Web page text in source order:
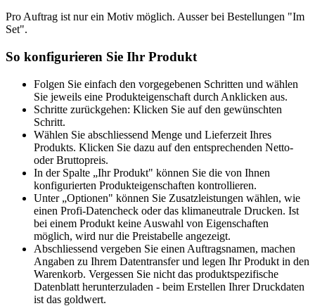
Pro Auftrag ist nur ein Motiv möglich. Ausser bei Bestellungen "Im
Set".
So konfigurieren Sie Ihr Produkt
Folgen Sie einfach den vorgegebenen Schritten und wählen
Sie jeweils eine Produkteigenschaft durch Anklicken aus.
Schritte zurückgehen: Klicken Sie auf den gewünschten
Schritt.
Wählen Sie abschliessend Menge und Lieferzeit Ihres
Produkts. Klicken Sie dazu auf den entsprechenden Netto-
oder Bruttopreis.
In der Spalte „Ihr Produkt" können Sie die von Ihnen
konfigurierten Produkteigenschaften kontrollieren.
Unter „Optionen" können Sie Zusatzleistungen wählen, wie
einen Profi-Datencheck oder das klimaneutrale Drucken. Ist
bei einem Produkt keine Auswahl von Eigenschaften
möglich, wird nur die Preistabelle angezeigt.
Abschliessend vergeben Sie einen Auftragsnamen, machen
Angaben zu Ihrem Datentransfer und legen Ihr Produkt in den
Warenkorb. Vergessen Sie nicht das produktspezifische
Datenblatt herunterzuladen - beim Erstellen Ihrer Druckdaten
ist das goldwert.